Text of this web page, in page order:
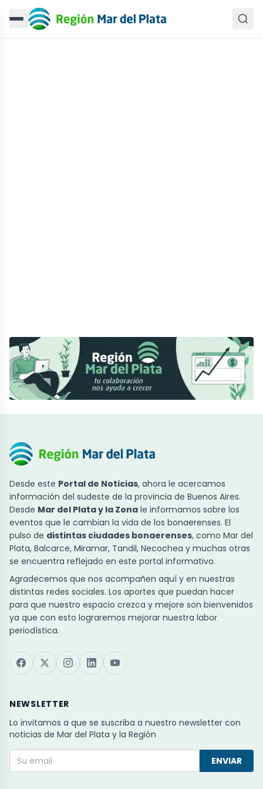
Desde este Portal de Noticias, ahora le acercamos
información del sudeste de la provincia de Buenos Aires.
Desde Mar del Plata y la Zona le informamos sobre los
eventos que le cambian la vida de los bonaerenses. El
pulso de distintas ciudades bonaerenses, como Mar del
Plata, Balcarce, Miramar, Tandil, Necochea y muchas otras
se encuentra reflejado en este portal informativo.
Agradecemos que nos acompañen aquí y en nuestras
distintas redes sociales. Los aportes que puedan hacer
para que nuestro espacio crezca y mejore son bienvenidos
ya que con esto lograremos mejorar nuestra labor
periodística.
NEWSLETTER
Lo invitamos a que se suscriba a nuestro newsletter con
noticias de Mar del Plata y la Región
ENVIAR